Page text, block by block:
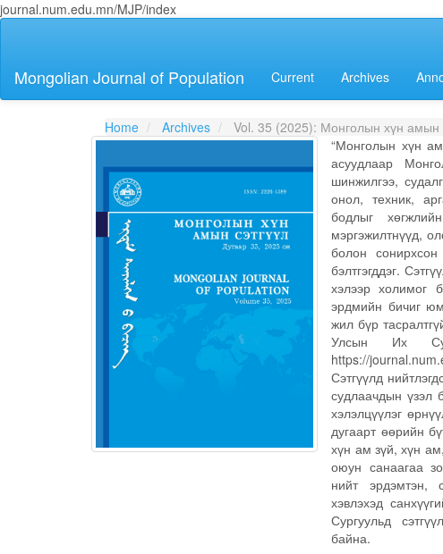
journal.num.edu.mn/MJP/index
Content
Sidebar
Mongolian Journal of Population Current Archives
Home Archives
Vol. 35 (2025): Монголын хүн амын
“Монголын хүн
асуудлаар
шинжилгээ,
онол, техник,
бодлыг
мэргэжилтнүүд,
болон сонирхсон
бэлтгэгддэг.
хэлээр холимог
эрдмийн бичиг
жил бүр
Улсын Их
https://
Сэтгүүлд
судлаачдын үзэл
хэлэлцүүлэг
дугаарт өөрийн
хүн ам зүй, хүн
оюун санаагаа
нийт эрдэмтэн,
хэвлэхэд
Сургуульд
байна.